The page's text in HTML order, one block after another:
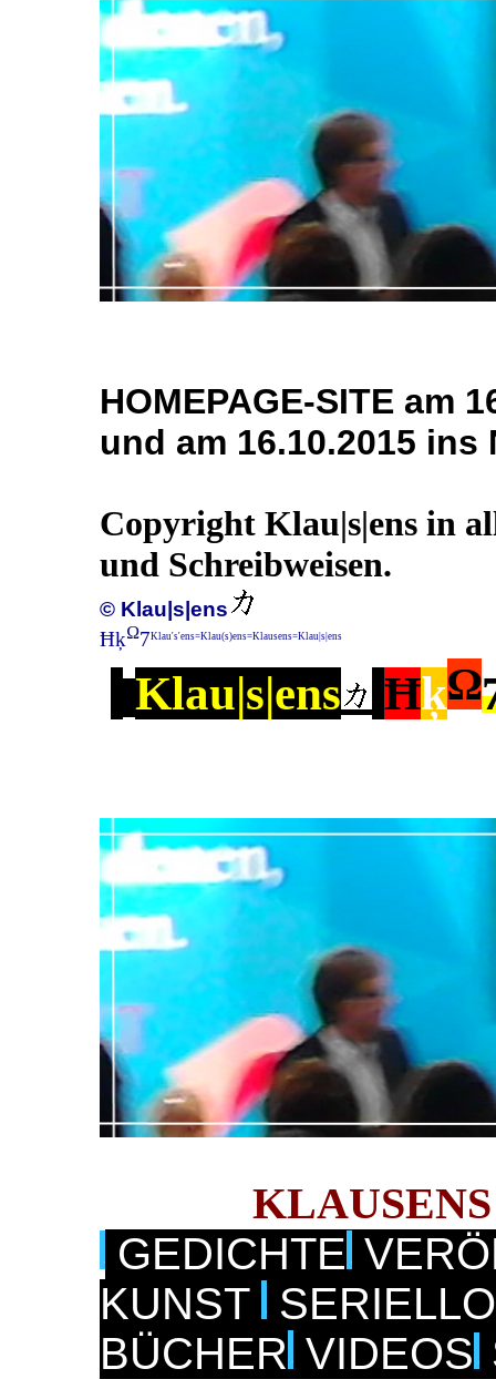
HOMEPAGE-SITE am
und am 16.10.2015 ins
Copyright Klau|s|ens in
und Schreibweisen.
© Klau|s|ens
ĦķΩ7Klau's'ens=Klau(s)ens=Klausens=Klau|s|ens
Klau|s|ens ĦķΩ
GEDICHTE
KUNST
BÜCHER VIDEOS